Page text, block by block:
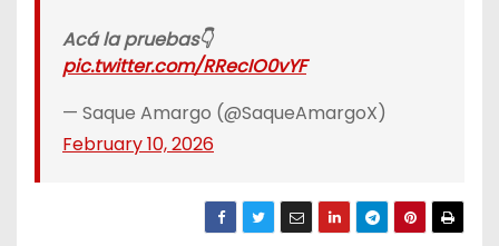
Acá la pruebas👇
pic.twitter.com/RRecIO0vYF
— Saque Amargo (@SaqueAmargoX)
February 10, 2026